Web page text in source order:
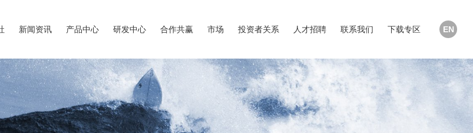
EN
新闻资讯 产品中心 研发中心 合作共赢 市场 投资者关系 人才招聘 联系我们 下载专区